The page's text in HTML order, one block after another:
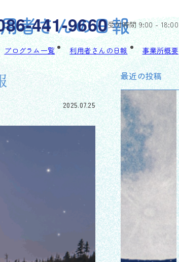
441-9660受付時間 9:00 - 18:00
プログラム一覧 利用者さんの日報 事業所概要
者さんの日報
2025.07.25
最近の投稿